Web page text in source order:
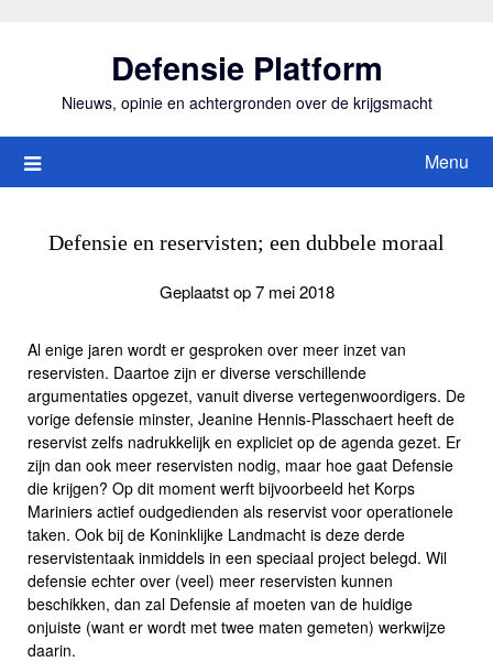
Defensie Platform
Nieuws, opinie en achtergronden over de krijgsmacht
Menu
Defensie en reservisten; een dubbele moraal
Geplaatst op 7 mei 2018
Al enige jaren wordt er gesproken over meer inzet van
reservisten. Daartoe zijn er diverse verschillende
argumentaties opgezet, vanuit diverse vertegenwoordigers. De
vorige defensie minster, Jeanine Hennis-Plasschaert heeft de
reservist zelfs nadrukkelijk en expliciet op de agenda gezet. Er
zijn dan ook meer reservisten nodig, maar hoe gaat Defensie
die krijgen? Op dit moment werft bijvoorbeeld het Korps
Mariniers actief oudgedienden als reservist voor operationele
taken. Ook bij de Koninklijke Landmacht is deze derde
reservistentaak inmiddels in een speciaal project belegd. Wil
defensie echter over (veel) meer reservisten kunnen
beschikken, dan zal Defensie af moeten van de huidige
onjuiste (want er wordt met twee maten gemeten) werkwijze
daarin.